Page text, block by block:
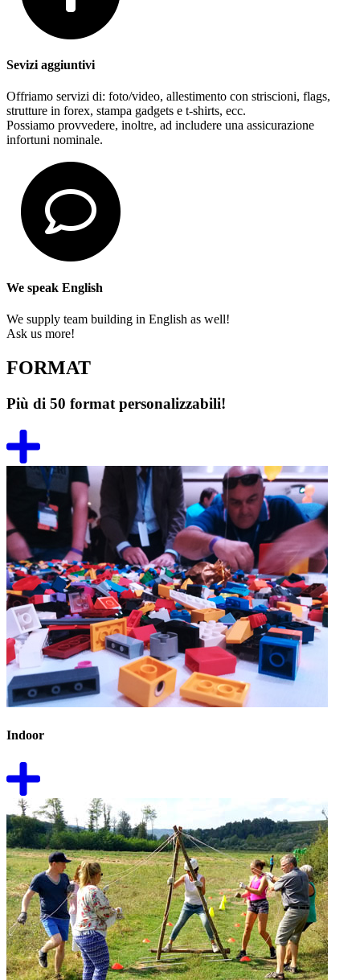
Sevizi aggiuntivi
Offriamo servizi di: foto/video, allestimento con striscioni, flags,
strutture in forex, stampa gadgets e t-shirts, ecc.
Possiamo provvedere, inoltre, ad includere una assicurazione
infortuni nominale.
We speak English
We supply team building in English as well!
Ask us more!
FORMAT
Più di 50 format personalizzabili!
Indoor